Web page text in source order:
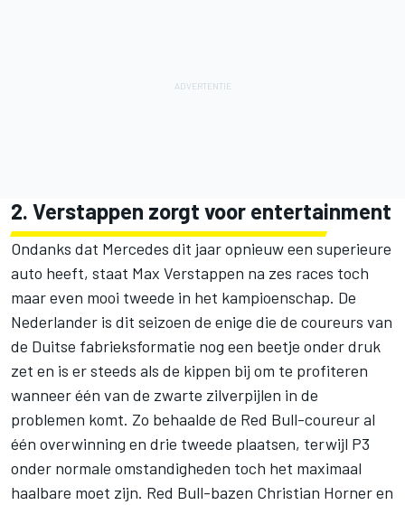
2. Verstappen zorgt voor entertainment
Ondanks dat Mercedes dit jaar opnieuw een superieure
auto heeft, staat Max Verstappen na zes races toch
maar even mooi tweede in het kampioenschap. De
Nederlander is dit seizoen de enige die de coureurs van
de Duitse fabrieksformatie nog een beetje onder druk
zet en is er steeds als de kippen bij om te profiteren
wanneer één van de zwarte zilverpijlen in de
problemen komt. Zo behaalde de Red Bull-coureur al
één overwinning en drie tweede plaatsen, terwijl P3
onder normale omstandigheden toch het maximaal
haalbare moet zijn. Red Bull-bazen Christian Horner en